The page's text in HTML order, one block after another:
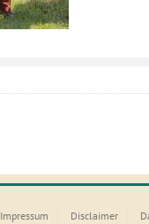
Impressum Disclaimer